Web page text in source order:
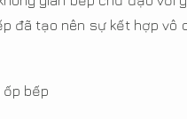
tạo nên sự kết hợp vô